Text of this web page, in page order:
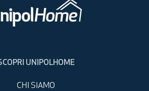
natalizie più sicure oltre che più
parlato con i nostri
ecco le loro risposte.
UNIPOLHOME
CHI SIAMO